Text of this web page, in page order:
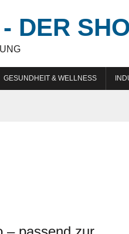
DER
GESUNDHEIT & WELLNESS